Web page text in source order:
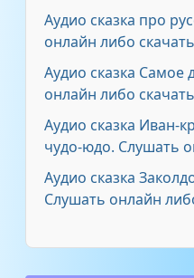
Аудио сказка про
онлайн либо скачать
Аудио сказка Самое
онлайн либо скачать
Аудио сказка Иван-
чудо-юдо. Слушать
Аудио сказка
Слушать онлайн